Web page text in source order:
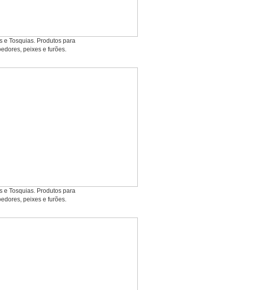
e Tosquias. Produtos para
peixes e furões.
e Tosquias. Produtos para
peixes e furões.